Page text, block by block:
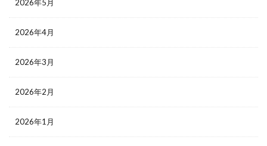
2026年5月
2026年4月
2026年3月
2026年2月
2026年1月